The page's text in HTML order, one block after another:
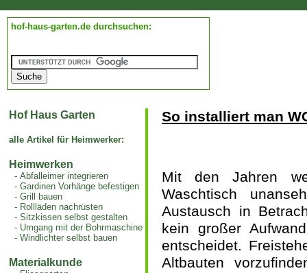
hof-haus-garten.de durchsuchen:
Hof Haus Garten
alle Artikel für Heimwerker:
Heimwerken
-Abfalleimer integrieren
-Gardinen Vorhänge befestigen
-Grill bauen
- Rollläden nachrüsten
-Sitzkissen selbst gestalten
- Umgang mit der Bohrmaschine
-Windlichter selbst bauen
Materialkunde
So installiert man
Mit den Jahren
Waschtisch
Austausch in
kein großer
entscheidet.
Altbauten